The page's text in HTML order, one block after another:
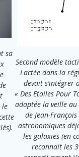
sa
le
Second modèle
Lactée dans la
devait s’intégrer
« Des Etoiles Pour
adaptée la veille
de Jean-
astronomiques
les galaxies (en
reconnait les